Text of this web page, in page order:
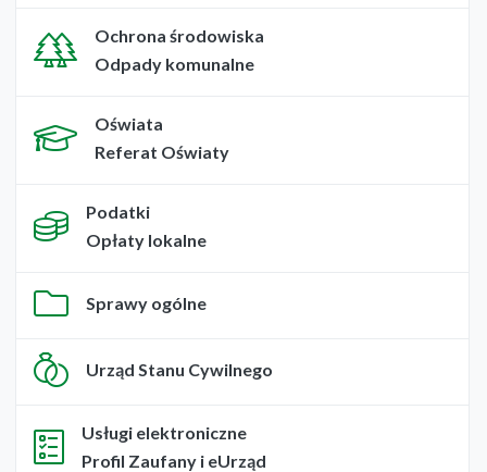
Ochrona środowiska
Odpady komunalne
Oświata
Referat Oświaty
Podatki
Opłaty lokalne
Sprawy ogólne
Urząd Stanu Cywilnego
Usługi elektroniczne
Profil Zaufany i eUrząd